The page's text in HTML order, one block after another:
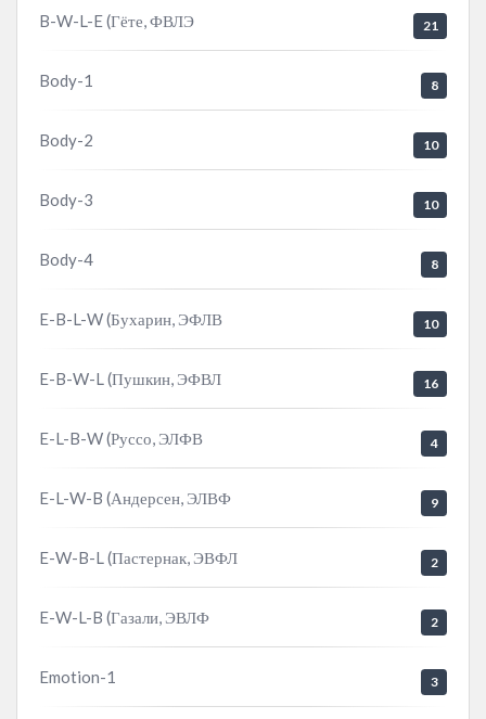
B-W-L-E (Гёте, ФВЛЭ 21
Body-1 8
Body-2 10
Body-3 10
Body-4 8
E-B-L-W (Бухарин, ЭФЛВ 10
E-B-W-L (Пушкин, ЭФВЛ 16
E-L-B-W (Руссо, ЭЛФВ 4
E-L-W-B (Андерсен, ЭЛВФ 9
E-W-B-L (Пастернак, ЭВФЛ 2
E-W-L-B (Газали, ЭВЛФ 2
Emotion-1 3